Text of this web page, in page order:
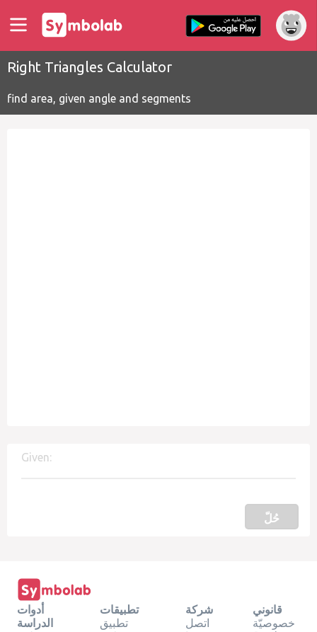
Right Triangles Calculator
find area, given angle and segments
Given:
حُلّ
أدوات
الدراسة
تطبيقات
تطبيق
شركة
اتصل
قانوني
خصوصيّة